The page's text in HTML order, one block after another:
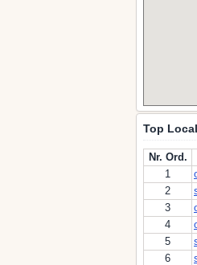
Top
Nr. Ord.
1
2
3
4
5
6